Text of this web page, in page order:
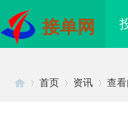
接单网
首页 资讯 查